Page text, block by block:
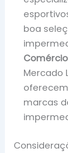
boa
Mercado
marcas